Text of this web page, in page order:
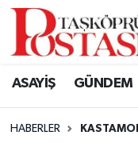
ASAYİŞ GÜNDEM
HABERLER
Kastamonu